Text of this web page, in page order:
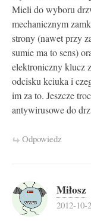
Mieli do wyboru
mechanicznym
strony (nawet przy
sumie ma to sens)
elektroniczny klucz
odcisku kciuka i
im za to. Jeszcze
antywirusowe do
Odpowiedz
Miłosz
2012-10-